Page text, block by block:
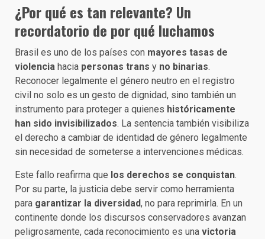
¿Por qué es tan relevante? Un
recordatorio de por qué luchamos
Brasil es uno de los países con mayores tasas de
violencia hacia personas trans y no binarias.
Reconocer legalmente el género neutro en el registro
civil no solo es un gesto de dignidad, sino también un
instrumento para proteger a quienes históricamente
han sido invisibilizados. La sentencia también visibiliza
el derecho a cambiar de identidad de género legalmente
sin necesidad de someterse a intervenciones médicas.
Este fallo reafirma que los derechos se conquistan.
Por su parte, la justicia debe servir como herramienta
para garantizar la diversidad, no para reprimirla. En un
continente donde los discursos conservadores avanzan
peligrosamente, cada reconocimiento es una victoria